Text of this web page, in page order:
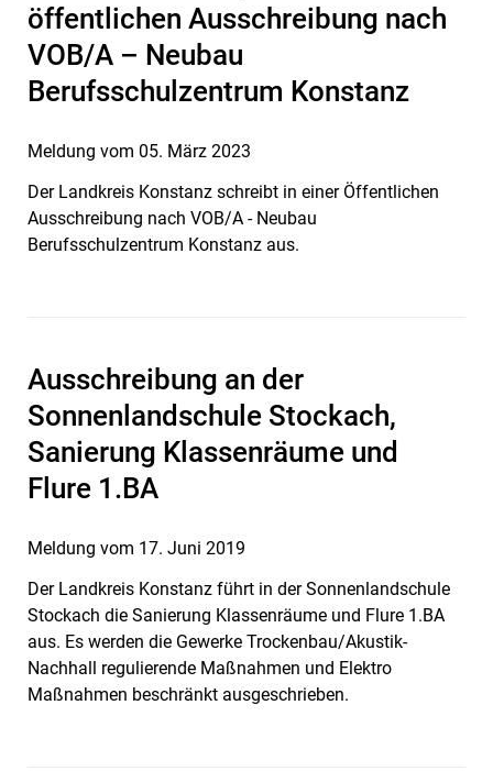
Meldung vom 05. März 2023
öffentlichen Ausschreibung nach
VOB/A – Neubau
Berufsschulzentrum Konstanz
Der Landkreis Konstanz schreibt in einer Öffentlichen
Ausschreibung nach VOB/A - Neubau
Berufsschulzentrum Konstanz aus.
Meldung vom 17. Juni 2019
Ausschreibung an der
Sonnenlandschule Stockach,
Sanierung Klassenräume und
Flure 1.BA
Der Landkreis Konstanz führt in der Sonnenlandschule
Stockach die Sanierung Klassenräume und Flure 1.BA
aus. Es werden die Gewerke Trockenbau/Akustik-
Nachhall regulierende Maßnahmen und Elektro
Maßnahmen beschränkt ausgeschrieben.